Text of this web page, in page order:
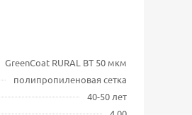
GreenCoat RURAL BT 50 мкм
полипропиленовая сетка
40-50 лет